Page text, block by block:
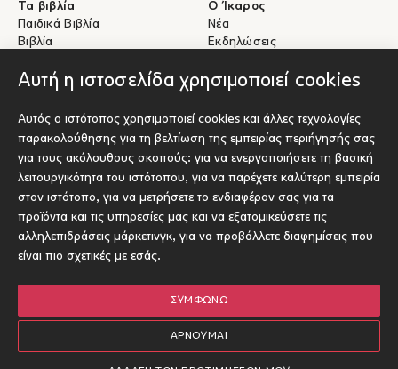
Αυτή η ιστοσελίδα χρησιμοποιεί cookies
Αυτός ο ιστότοπος χρησιμοποιεί cookies και άλλες τεχνολογίες
παρακολούθησης για τη βελτίωση της εμπειρίας περιήγησής σας
για τους ακόλουθους σκοπούς: για να ενεργοποιήσετε τη βασική
λειτουργικότητα του ιστότοπου, για να παρέχετε καλύτερη εμπειρία
στον ιστότοπο, για να μετρήσετε το ενδιαφέρον σας για τα
προϊόντα και τις υπηρεσίες μας και να εξατομικεύσετε τις
αλληλεπιδράσεις μάρκετινγκ, για να προβάλλετε διαφημίσεις που
είναι πιο σχετικές με εσάς.
ΣΥΜΦΩΝΏ
ΑΡΝΟΎΜΑΙ
Επιλογές 1
Τα βιβλία
Παιδικά Βιβλία
Βιβλία
Ο Ίκαρος
Νέα
Εκδηλώσεις
Βοήθεια
Αποστολές & Επιστροφές
Πληρωμές & Ασφάλεια
Σχετικά με τα eBooks
Επικοινωνία
Για Συγγραφείς
Υποβολή έργου προς έκδοση
Socials
Πολιτική Cookies
Designed and developed by Radial